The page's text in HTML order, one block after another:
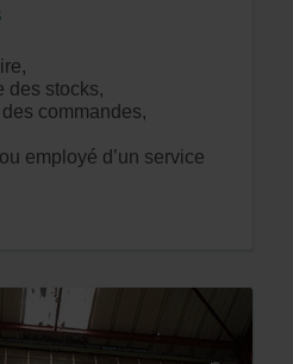
des stocks,
commandes,
employé d’un service